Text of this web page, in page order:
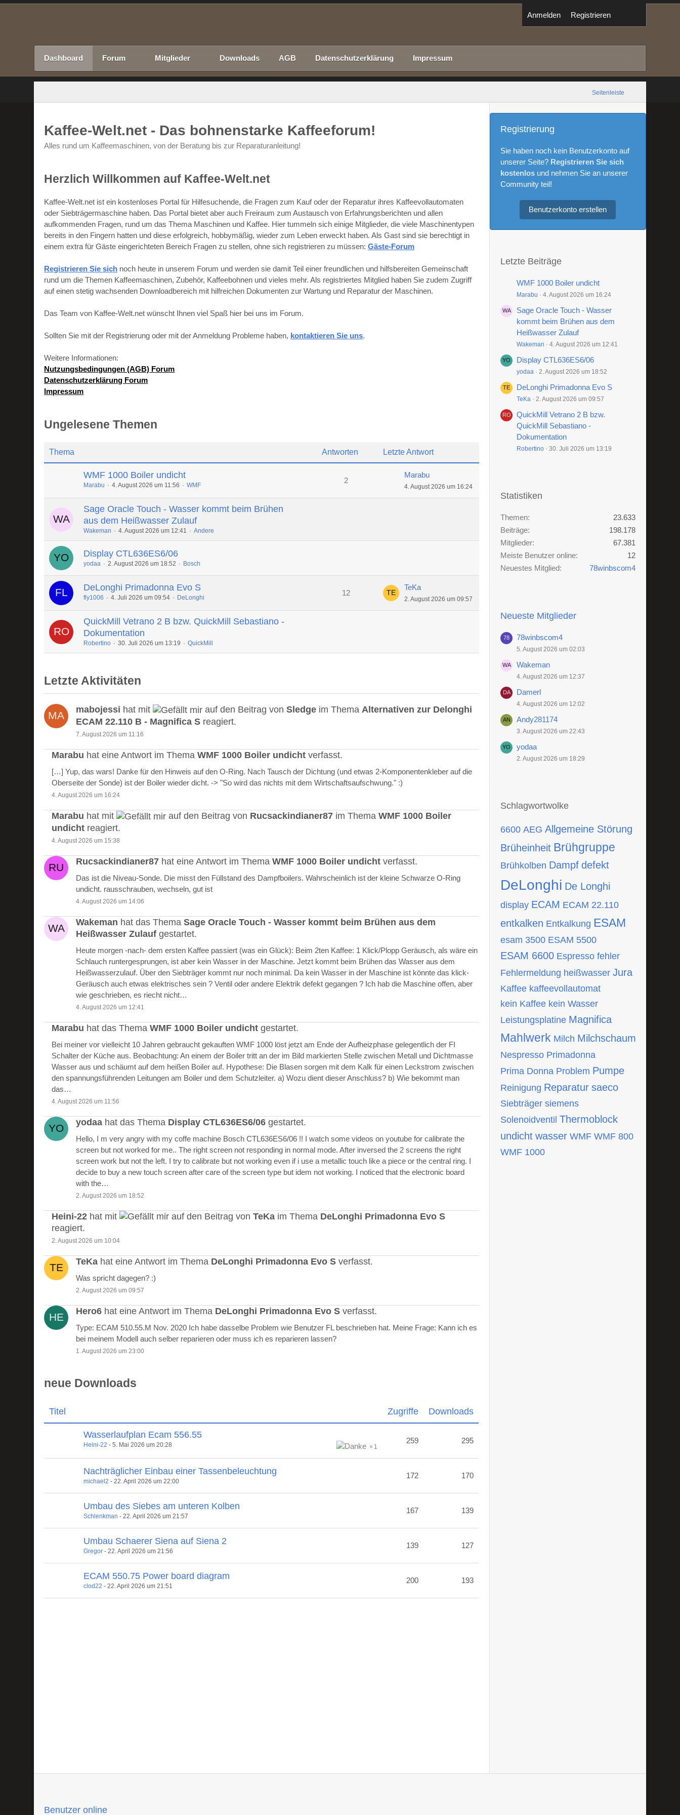
Anmelden Registrieren
Dashboard Forum Mitglieder Downloads AGB Datenschutzerklärung Impressum
Seitenleiste
Kaffee-Welt.net - Das bohnenstarke Kaffeeforum!
Alles rund um Kaffeemaschinen, von der Beratung bis zur Reparaturanleitung!
Herzlich Willkommen auf Kaffee-Welt.net
Kaffee-Welt.net ist ein kostenloses Portal für Hilfesuchende, die Fragen zum Kauf oder der Reparatur ihres Kaffeevollautomaten
oder Siebträgermaschine haben. Das Portal bietet aber auch Freiraum zum Austausch von Erfahrungsberichten und allen
aufkommenden Fragen, rund um das Thema Maschinen und Kaffee. Hier tummeln sich einige Mitglieder, die viele Maschinentypen
bereits in den Fingern hatten und diese erfolgreich, hobbymäßig, wieder zum Leben erweckt haben. Als Gast sind sie berechtigt in
einem extra für Gäste eingerichteten Bereich Fragen zu stellen, ohne sich registrieren zu müssen:Gäste-Forum
Registrieren Sie sich noch heute in unserem Forum und werden sie damit Teil einer freundlichen und hilfsbereiten Gemeinschaft
rund um die Themen Kaffeemaschinen, Zubehör, Kaffeebohnen und vieles mehr. Als registriertes Mitglied haben Sie zudem Zugriff
auf einen stetig wachsenden Downloadbereich mit hilfreichen Dokumenten zur Wartung und Reparatur der Maschinen.
Das Team von Kaffee-Welt.net wünscht Ihnen viel Spaß hier bei uns im Forum.
Sollten Sie mit der Registrierung oder mit der Anmeldung Probleme haben, kontaktieren Sie uns.
Weitere Informationen:
Nutzungsbedingungen (AGB) Forum
Datenschutzerklärung Forum
Impressum
Ungelesene Themen
Thema Antworten Letzte Antwort
WMF 1000 Boiler undicht
Marabu 4. August 2026 um 11:56 WMF
2
Marabu
4. August 2026 um 16:24
Sage Oracle Touch - Wasser kommt beim Brühen
aus dem Heißwasser Zulauf
Wakeman 4. August 2026 um 12:41 Andere
Display CTL636ES6/06
yodaa 2. August 2026 um 18:52 Bosch
DeLonghi Primadonna Evo S
fly1006 4. Juli 2026 um 09:54 DeLonghi
12
TeKa
2. August 2026 um 09:57
QuickMill Vetrano 2 B bzw. QuickMill Sebastiano -
Dokumentation
Robertino 30. Juli 2026 um 13:19 QuickMill
Letzte Aktivitäten
mabojessi hat mit auf den Beitrag vonSledge im ThemaAlternativen zur Delonghi
ECAM 22.110 B - Magnifica S reagiert.
7. August 2026 um 11:16
Marabu hat eine Antwort im ThemaWMF 1000 Boiler undicht verfasst.
[…] Yup, das wars! Danke für den Hinweis auf den O-Ring. Nach Tausch der Dichtung (und etwas 2-Komponentenkleber auf die
Oberseite der Sonde) ist der Boiler wieder dicht. -> "So wird das nichts mit dem Wirtschaftsaufschwung." :)
4. August 2026 um 16:24
Marabu hat mit auf den Beitrag von Rucsackindianer87 im ThemaWMF 1000 Boiler
undicht reagiert.
4. August 2026 um 15:38
Rucsackindianer87 hat eine Antwort im ThemaWMF 1000 Boiler undicht verfasst.
Das ist die Niveau-Sonde. Die misst den Füllstand des Dampfboilers. Wahrscheinlich ist der kleine Schwarze O-Ring
undicht. rausschrauben, wechseln, gut ist
4. August 2026 um 14:06
Wakeman hat das ThemaSage Oracle Touch - Wasser kommt beim Brühen aus dem
Heißwasser Zulauf gestartet.
Heute morgen -nach- dem ersten Kaffee passiert (was ein Glück): Beim 2ten Kaffee: 1 Klick/Plopp Geräusch, als wäre ein
Schlauch runtergesprungen, ist aber kein Wasser in der Maschine. Jetzt kommt beim Brühen das Wasser aus dem
Heißwasserzulauf. Über den Siebträger kommt nur noch minimal. Da kein Wasser in der Maschine ist könnte das klick-
Geräusch auch etwas elektrisches sein ? Ventil oder andere Elektrik defekt gegangen ? Ich hab die Maschine offen, aber
wie geschrieben, es riecht nicht…
4. August 2026 um 12:41
Marabu hat das ThemaWMF 1000 Boiler undicht gestartet.
Bei meiner vor vielleicht 10 Jahren gebraucht gekauften WMF 1000 löst jetzt am Ende der Aufheizphase gelegentlich der FI
Schalter der Küche aus. Beobachtung: An einem der Boiler tritt an der im Bild markierten Stelle zwischen Metall und Dichtmasse
Wasser aus und schäumt auf dem heißen Boiler auf. Hypothese: Die Blasen sorgen mit dem Kalk für einen Leckstrom zwischen
den spannungsführenden Leitungen am Boiler und dem Schutzleiter. a) Wozu dient dieser Anschluss? b) Wie bekommt man
das…
4. August 2026 um 11:56
yodaa hat das Thema Display CTL636ES6/06 gestartet.
Hello, I m very angry with my coffe machine Bosch CTL636ES6/06 !! I watch some videos on youtube for calibrate the
screen but not worked for me.. The right screen not responding in normal mode. After inversed the 2 screens the right
screen work but not the left. I try to calibrate but not working even if i use a metallic touch like a piece or the central ring. I
decide to buy a new touch screen after care of the screen type but idem not working. I noticed that the electronic board
with the…
2. August 2026 um 18:52
Heini-22 hat mit auf den Beitrag vonTeKa im Thema DeLonghi Primadonna Evo S
reagiert.
2. August 2026 um 10:04
TeKa hat eine Antwort im Thema DeLonghi Primadonna Evo S verfasst.
Was spricht dagegen? :)
2. August 2026 um 09:57
Hero6 hat eine Antwort im Thema DeLonghi Primadonna Evo S verfasst.
Type: ECAM 510.55.M Nov. 2020 Ich habe dasselbe Problem wie Benutzer FL beschrieben hat. Meine Frage: Kann ich es
bei meinem Modell auch selber reparieren oder muss ich es reparieren lassen?
1. August 2026 um 23:00
neue Downloads
Titel Zugriffe Downloads
Wasserlaufplan Ecam 556.55
1
Heini-22 -5. Mai 2026 um 20:28 259 295
Nachträglicher Einbau einer Tassenbeleuchtung
michael2 -22. April 2026 um 22:00
172 170
Umbau des Siebes am unteren Kolben
Schlenkman -22. April 2026 um 21:57
167 139
Umbau Schaerer Siena auf Siena 2
Gregor -22. April 2026 um 21:56
139 127
ECAM 550.75 Power board diagram
clod22 -22. April 2026 um 21:51
200 193
Registrierung
Sie haben noch kein Benutzerkonto auf
unserer Seite? Registrieren Sie sich
kostenlosund nehmen Sie an unserer
Community teil!
Benutzerkonto erstellen
Letzte Beiträge
WMF 1000 Boiler undicht
Marabu 4. August 2026 um 16:24
Sage Oracle Touch - Wasser
kommt beim Brühen aus dem
Heißwasser Zulauf
Wakeman 4. August 2026 um 12:41
Display CTL636ES6/06
yodaa 2. August 2026 um 18:52
DeLonghi Primadonna Evo S
TeKa 2. August 2026 um 09:57
QuickMill Vetrano 2 B bzw.
QuickMill Sebastiano -
Dokumentation
Robertino 30. Juli 2026 um 13:19
Statistiken
Themen
23.633
Beiträge
198.178
Mitglieder
67.381
Meiste Benutzer online
12
Neuestes Mitglied
78winbscom4
Neueste Mitglieder
78winbscom4
5. August 2026 um 02:03
Wakeman
4. August 2026 um 12:37
Damerl
4. August 2026 um 12:02
Andy281174
3. August 2026 um 22:43
yodaa
2. August 2026 um 18:29
Schlagwortwolke
6600 AEG Allgemeine Störung
Brüheinheit Brühgruppe
Brühkolben Dampf defekt
DeLonghi De Longhi
display ECAM ECAM 22.110
entkalken Entkalkung ESAM
esam 3500 ESAM 5500
ESAM 6600 Espresso fehler
Fehlermeldung heißwasser Jura
Kaffee kaffeevollautomat
kein Kaffee kein Wasser
Leistungsplatine Magnifica
Mahlwerk Milch Milchschaum
Nespresso Primadonna
Prima Donna Problem Pumpe
Reinigung Reparatur saeco
Siebträger siemens
Solenoidventil Thermoblock
undicht wasser WMF WMF 800
WMF 1000
Benutzer online